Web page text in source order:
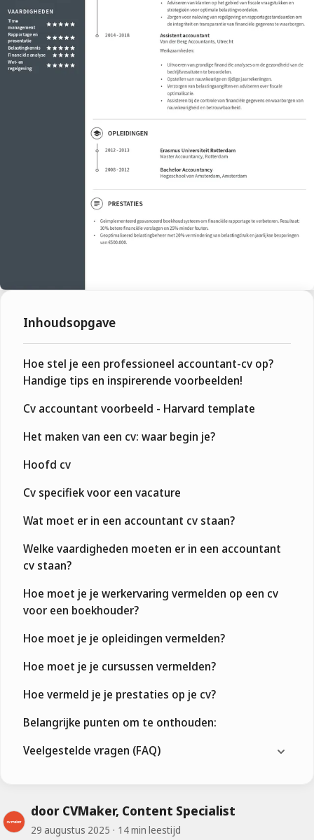
door CVMaker, Content Specialist
29 augustus 2025 14 min leestijd
Inhoudsopgave
Hoe stel je een professioneel accountant-cv op?
Handige tips en inspirerende voorbeelden!
Cv accountant voorbeeld - Harvard template
Het maken van een cv: waar begin je?
Hoofd cv
Cv specifiek voor een vacature
Wat moet er in een accountant cv staan?
Welke vaardigheden moeten er in een accountant
cv staan?
Hoe moet je je werkervaring vermelden op een cv
voor een boekhouder?
Hoe moet je je opleidingen vermelden?
Hoe moet je je cursussen vermelden?
Hoe vermeld je je prestaties op je cv?
Belangrijke punten om te onthouden:
Veelgestelde vragen (FAQ)